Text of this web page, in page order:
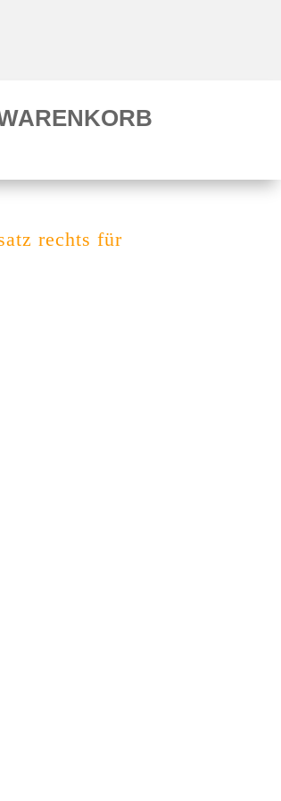
rechts für